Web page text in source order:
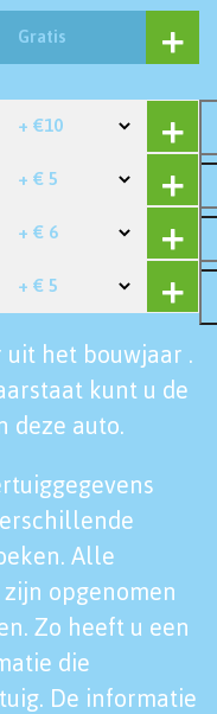
Gratis
+ €10
+ € 5
+ € 6
+ € 5
het bouwjaar .
kunt u de
deze auto.
Alle
opgenomen
Zo heeft u een
die
De informatie